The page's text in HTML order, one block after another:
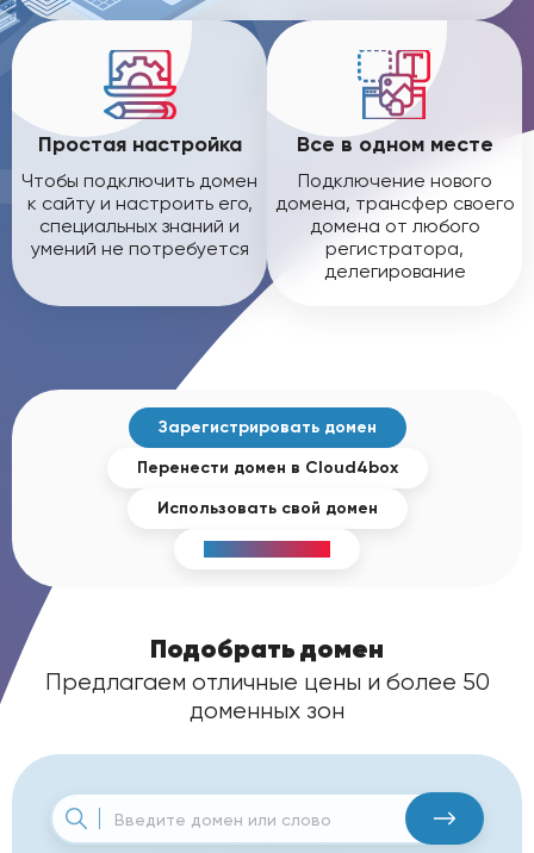
Простая настройка
Чтобы подключить домен
к сайту и настроить его,
специальных знаний и
умений не потребуется
Все в одном месте
Подключение нового
домена, трансфер своего
домена от любого
регистратора,
делегирование
Зарегистрироватьдомен
Перенести домен в Cloud4box
Использоватьсвой домен
Подобрать домен
Предлагаем отличные цены и более 50
доменных зон